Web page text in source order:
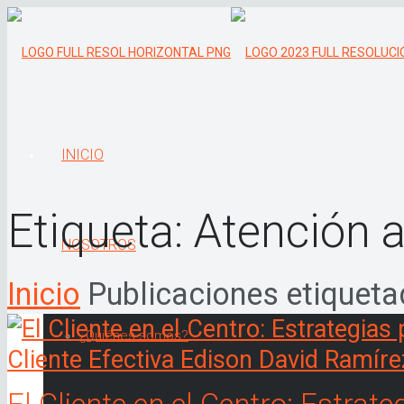
INICIO
NOSOTROS
¿Quiénes somos?
Etiqueta: Atención
Inicio Publicaciones